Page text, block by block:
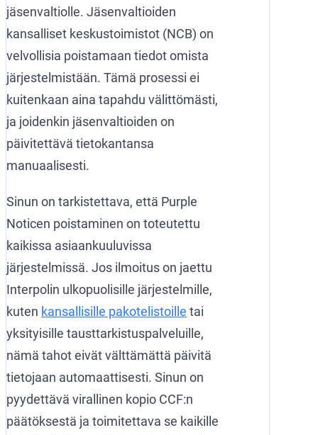
jäsenvaltiolle. Jäsenvaltioiden
kansalliset keskustoimistot (NCB) on
velvollisia poistamaan tiedot omista
järjestelmistään. Tämä prosessi ei
kuitenkaan aina tapahdu välittömästi,
ja joidenkin jäsenvaltioiden on
päivitettävä tietokantansa
manuaalisesti.
Sinun on tarkistettava, että Purple
Noticen poistaminen on toteutettu
kaikissa asiaankuuluvissa
järjestelmissä. Jos ilmoitus on jaettu
Interpolin ulkopuolisille järjestelmille,
kuten kansallisille pakotelistoille tai
yksityisille tausttarkistuspalveluille,
nämä tahot eivät välttämättä päivitä
tietojaan automaattisesti. Sinun on
pyydettävä virallinen kopio CCF:n
päätöksestä ja toimitettava se kaikille